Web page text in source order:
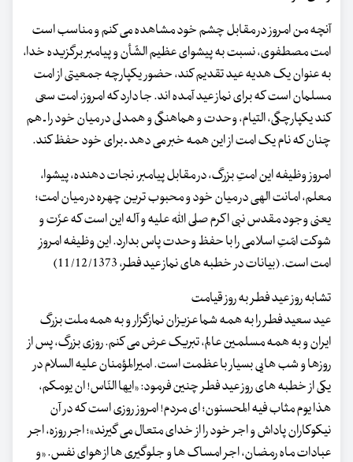
آنچه من امروز در مقابل چشم خود مشاهده می کنم و مناسب است
امت مصطفوی، نسبت به پیشوای عظیم الشّأن و پیامبر برگزیده خدا،
به عنوان یک هدیه عید تقدیم کند، حضور یکپارچه جمعیتی از امت
مسلمان است که برای نماز عید آمده اند. جا دارد که امروز، امت سعی
کند یکپارچگی، التیام، وحدت و هماهنگی و همدلی در میان خود را ـ هم
چنان که نام یک امت از این همه خبر می دهد ـ برای خود حفظ کند.
امروز وظیفه این امتِ بزرگ، در مقابل پیامبر، نجات دهنده، پیشوا،
معلم، امانت الهی در میان خود و محبوب ترین چهره در میان امت؛
یعنی وجود مقدس نبی اکرم صلی الله علیه و آله این است که عزّت و
شوکت امّتِ اسلامی را با حفظ وحدت پاس بدارد. این وظیفه امروزِ
امت است. (بیانات در خطبه های نماز عید فطر، 11/12/1373)
تشابه روز عید فطر به روز قیامت
عید سعید فطر را به همه شما عزیزان نمازگزار و به همه ملت بزرگ
ایران و به همه مسلمین عالم، تبریک عرض می کنم. روزی بزرگ، پس از
روزها و شب هایی بسیار با عظمت است. امیرالمؤمنان علیه السلام در
یکی از خطبه های روز عید فطر چنین فرمود: «ایها النّاس! ان یومکم،
هذا یوم مثاب فیه المحسنون؛ ای مردم! امروز روزی است که در آن
نیکوکاران پاداش و اجر خود را از خدای متعال می گیرند»؛ اجر روزه، اجر
عبادات ماه رمضان، اجر امساک ها و جلوگیری ها از هوای نفس. «و